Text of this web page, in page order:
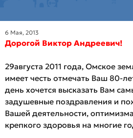
6 Мая, 2013
Дорогой Виктор Андреевич!
29августа 2011 года, Омское
имеет честь отмечать Ваш 80-
день хочется высказать Вам
задушевные поздравления и
Вашей деятельности,
крепкого здоровья на многие